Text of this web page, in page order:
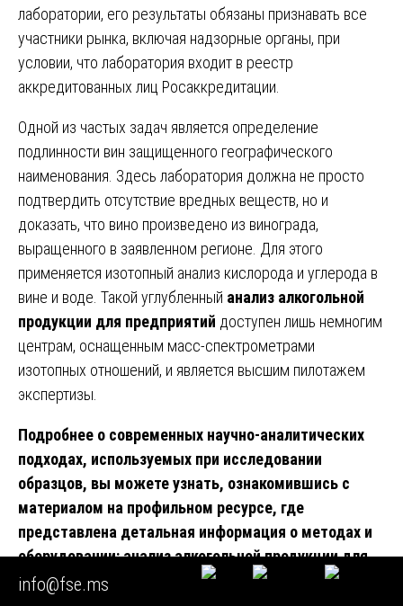
лаборатории, его результаты обязаны признавать все
участники рынка, включая надзорные органы, при
условии, что лаборатория входит в реестр
аккредитованных лиц Росаккредитации.
Одной из частых задач является определение
подлинности вин защищенного географического
наименования. Здесь лаборатория должна не просто
подтвердить отсутствие вредных веществ, но и
доказать, что вино произведено из винограда,
выращенного в заявленном регионе. Для этого
применяется изотопный анализ кислорода и углерода в
вине и воде. Такой углубленный анализ алкогольной
продукции для предприятий доступен лишь немногим
центрам, оснащенным масс-спектрометрами
изотопных отношений, и является высшим пилотажем
экспертизы.
Подробнее о современных научно-аналитических
подходах, используемых при исследовании
образцов, вы можете узнать, ознакомившись с
материалом на профильном ресурсе, где
представлена детальная информация о методах и
оборудовании:анализ алкогольной продукции для
предприятий . Этот источник содержит
info@fse.ms